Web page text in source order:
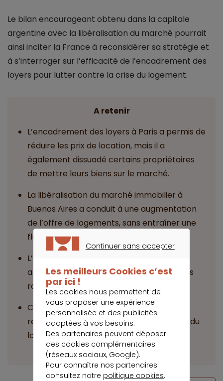
Le bilan encourageant obtenu dans la capitale
argentine avec la libéralisation du marché pourrait
ainsi inciter la France à reconsidérer sa stratégie et
à s’interroger sur l’efficacité de l’encadrement des
loyers pour lutter contre la crise du logement.
A retenir
L’encadrement des loyers à Paris a permis de
réduire les prix de location, mais il a
également dissuadé certains propriétaires
de mettre leurs biens sur le marché.
La libéralisation du marché immobilier à
Buenos Aires a conduit à une augmentation
de l’offre de logements, sans entraîner une
flambée des prix.
L’évolution des loyers dans la capitale
argentine est désormais nettement moins
rapide que celle de l’inflation.
Cet exemple pourrait inciter la France à
revoir sa copie dans un contexte de crise du
logement.
Continuer sans accepter
Les meilleurs Cookies c’est
par ici !
Les cookies nous permettent de
vous proposer une expérience
personnalisée et des publicités
adaptées à vos besoins.
Des partenaires peuvent déposer
des cookies complémentaires
(réseaux sociaux, Google).
Pour connaître nos partenaires
consultez notre politique cookies.